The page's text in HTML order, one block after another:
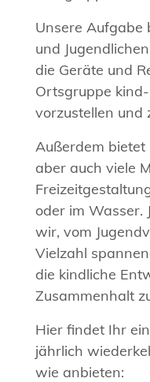
Unsere Aufgabe
und
die Geräte und
Ortsgruppe
vorzustellen und
Außerdem bietet
aber auch viele
oder im Wasser.
wir, vom
Vielzahl
die kindliche
Zusammenhalt
Hier findet Ihr
jährlich
wie anbieten: